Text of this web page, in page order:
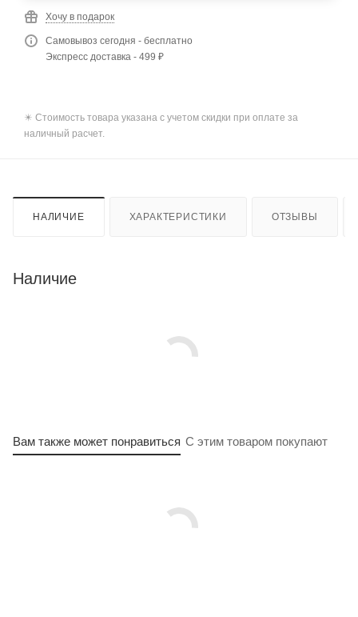
Хочу в подарок
Самовывоз сегодня - бесплатно
Экспресс доставка - 499 ₽
✴️ Стоимость товара указана с учетом скидки при оплате за
наличный расчет.
НАЛИЧИЕ ХАРАКТЕРИСТИКИ ОТЗЫВЫ
Наличие
Вам также может понравиться С этим товаром покупают